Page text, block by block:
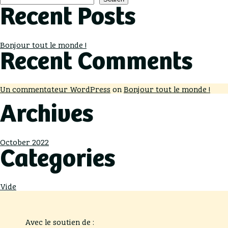
Recent Posts
Bonjour tout le monde !
Recent Comments
Un commentateur WordPress onBonjour tout le monde !
Archives
October 2022
Categories
Vide
Avec le soutien de :